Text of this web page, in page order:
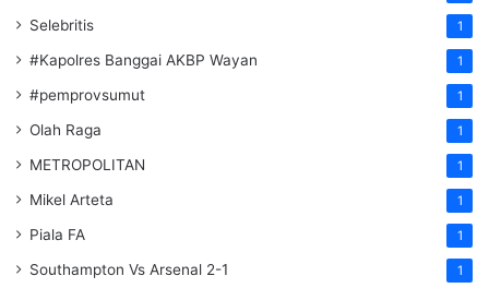
Selebritis 1
#Kapolres Banggai AKBP Wayan 1
#pemprovsumut 1
Olah Raga 1
METROPOLITAN 1
Mikel Arteta 1
Piala FA 1
Southampton Vs Arsenal 2-1 1